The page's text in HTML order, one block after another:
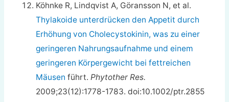
Köhnke R, Lindqvist A, Göransson N, et al.
Thylakoide unterdrücken den Appetit durch
Erhöhung von Cholecystokinin, was zu einer
geringeren Nahrungsaufnahme und einem
geringeren Körpergewicht bei fettreichen
Mäusen führt.Phytother Res.
2009;23(12):1778-1783. doi:10.1002/ptr.2855